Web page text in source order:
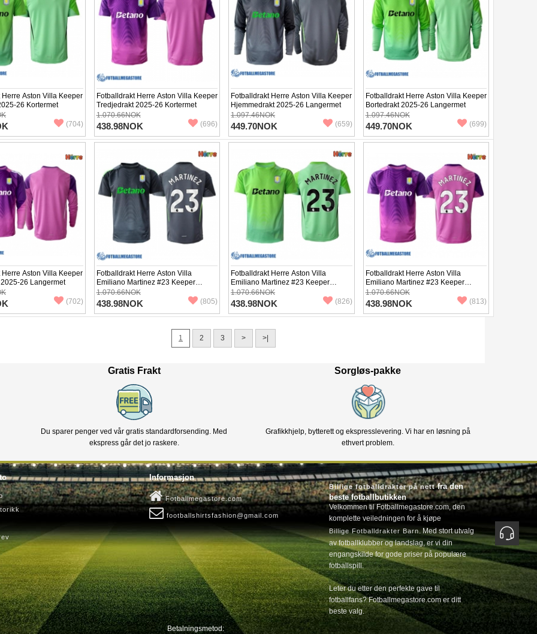
Herre Aston Villa Keeper
26 Kortermet
(704)
Fotballdrakt Herre Aston Villa Keeper
Tredjedrakt 2025-26 Kortermet
1.070.66NOK
438.98NOK (696)
Fotballdrakt Herre Aston Villa Keeper
Hjemmedrakt 2025-26 Langermet
1.097.46NOK
449.70NOK (659)
Fotballdrakt Herre Aston Villa Keeper
Bortedrakt 2025-26 Langermet
1.097.46NOK
449.70NOK (699)
Herre Aston Villa Keeper
26 Langermet
(702)
Fotballdrakt Herre Aston Villa
Emiliano Martinez #23 Keeper
Hjemmedrakt 2025-26 Kortermet
1.070.66NOK
438.98NOK (805)
Fotballdrakt Herre Aston Villa
Emiliano Martinez #23 Keeper
Bortedrakt 2025-26 Kortermet
1.070.66NOK
438.98NOK (826)
Fotballdrakt Herre Aston Villa
Emiliano Martinez #23 Keeper
Tredjedrakt 2025-26 Kortermet
1.070.66NOK
438.98NOK (813)
1 2 3 > >|
Gratis Frakt
Du sparer penger ved vår gratis standardforsending. Med
ekspress går det jo raskere.
Sorgløs-pakke
Grafikkhjelp, bytterett og ekspresslevering. Vi har en løsning på
ethvert problem.
Informasjon
Fotballmegastore.com
footballshirtsfashion@gmail.com
Billige fotballdrakter på nettfra den
beste fotballbutikken
Velkommen til Fotballmegastore.com, den
komplette veiledningen for å kjøpe
Billige Fotballdrakter Barn. Med stort utvalg
av fotballklubber og landslag, er vi din
engangskilde for gode priser på populære
fotballspill.
Leter du etter den perfekte gave til
fotballfans? Fotballmegastore.com er ditt
beste valg.
Betalningsmetod: